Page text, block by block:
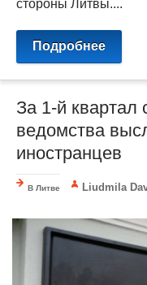
стороны Литвы....
Подробнее
За 1-й квартал
ведомства
иностранцев
В Литве Liudmila